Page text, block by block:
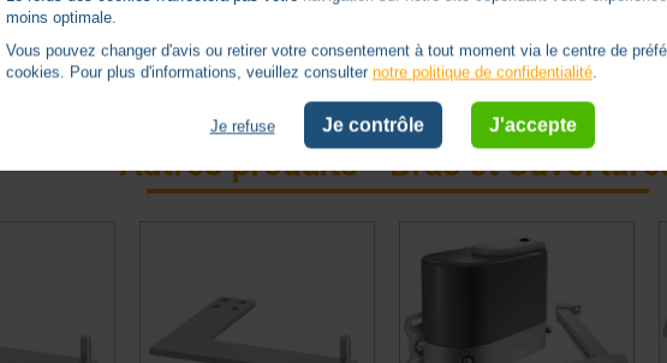
Documentation AXOVIA MULTIPRO 3S IO
Autres produits - Bras et
moins optimale.
Vous pouvez changer d'avis ou retirer votre consentement à tout moment via le centre de
cookies. Pour plus d'informations, veuillez consulternotre politique de confidentialité.
Je refuse Je contrôle J'accepte